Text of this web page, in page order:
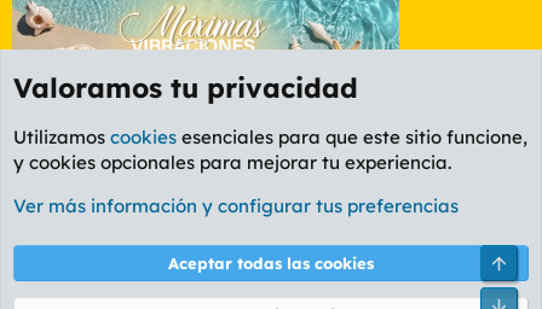
Foro Música
Cookies
PL OLDSTYLE AMARILLO
Términos y reglas Política de privacidad Ayuda
Valoramos tu privacidad
Utilizamos cookies esenciales para que este sitio funcione,
y cookies opcionales para mejorar tu experiencia.
Ver más información y configurar tus preferencias
Aceptar todas las cookies
Pie